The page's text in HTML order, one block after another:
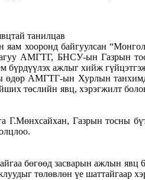
байгуулсан “Монгол
АМГТГ, БНСУ-ын Газрын
бүрдүүлэх ажлыг хийж
өдөр АМГТГ-ын Хурлын
төслийн явц, хэрэгжилт
Газрын тосны
бөгөөд засварын ажлын
төлөвлөн үе шаттайгаар